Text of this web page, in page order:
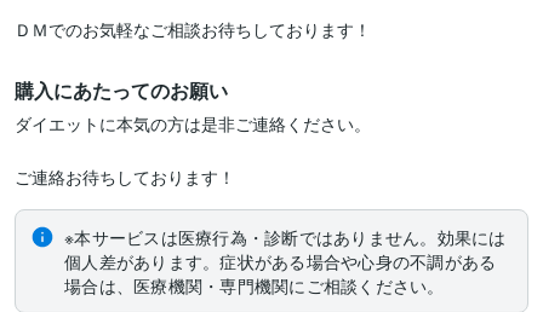
ＤＭでのお気軽なご相談お待ちしております！
購入にあたってのお願い
ダイエットに本気の方は是非ご連絡ください。
ご連絡お待ちしております！
※本サービスは医療行為・診断ではありません。効果には
個人差があります。症状がある場合や心身の不調がある
場合は、医療機関・専門機関にご相談ください。